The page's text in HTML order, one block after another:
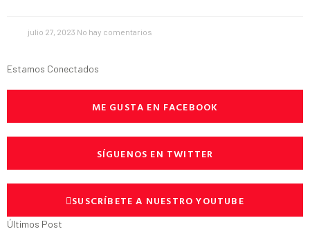
julio 27, 2023 No hay comentarios
Estamos Conectados
ME GUSTA EN FACEBOOK
SÍGUENOS EN TWITTER
SUSCRÍBETE A NUESTRO YOUTUBE
Últimos Post